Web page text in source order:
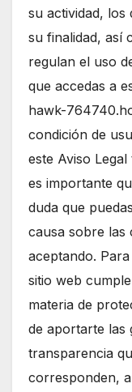
su actividad, los
su finalidad, así
regulan el uso
que accedas a
hawk-
condición de
este Aviso
es importante
duda que
causa sobre las
aceptando.
sitio web
materia de
de aportarte las
transparencia
corresponden,